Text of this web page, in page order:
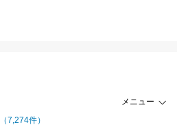
メニュー
（7,274件）